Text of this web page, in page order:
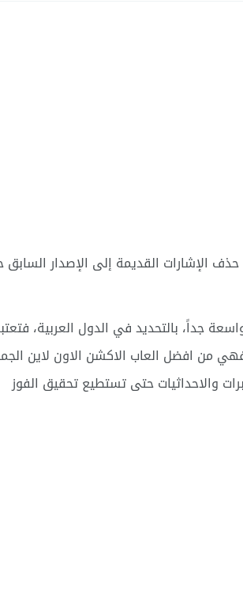
2026، وتم حذف الإشارات القديمة إلى الإصدار
جداً، بالتحديد في الدول العربية،
من افضل العاب الاكشن الاون لاين
والاحداثيات حتى تستطيع تحقيق الفوز